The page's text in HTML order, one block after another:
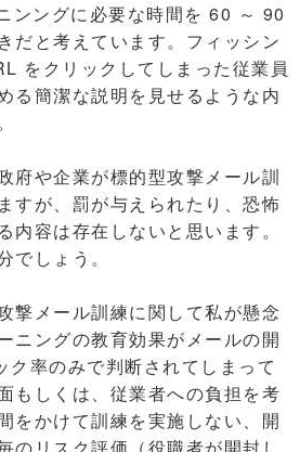
ンングに必要な時間を 60 ～ 90
だと考えています。フィッシン
をクリックしてしまった従業員
る簡潔な説明を見せるような内
府や企業が標的型攻撃メール訓
すが、罰が与えられたり、恐怖
内容は存在しないと思います。
でしょう。
撃メール訓練に関して私が懸念
ニングの教育効果がメールの開
率のみで判断されてしまって
もしくは、従業者への負担を考
をかけて訓練を実施しない、開